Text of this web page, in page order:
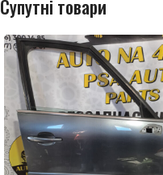
Супутні товари